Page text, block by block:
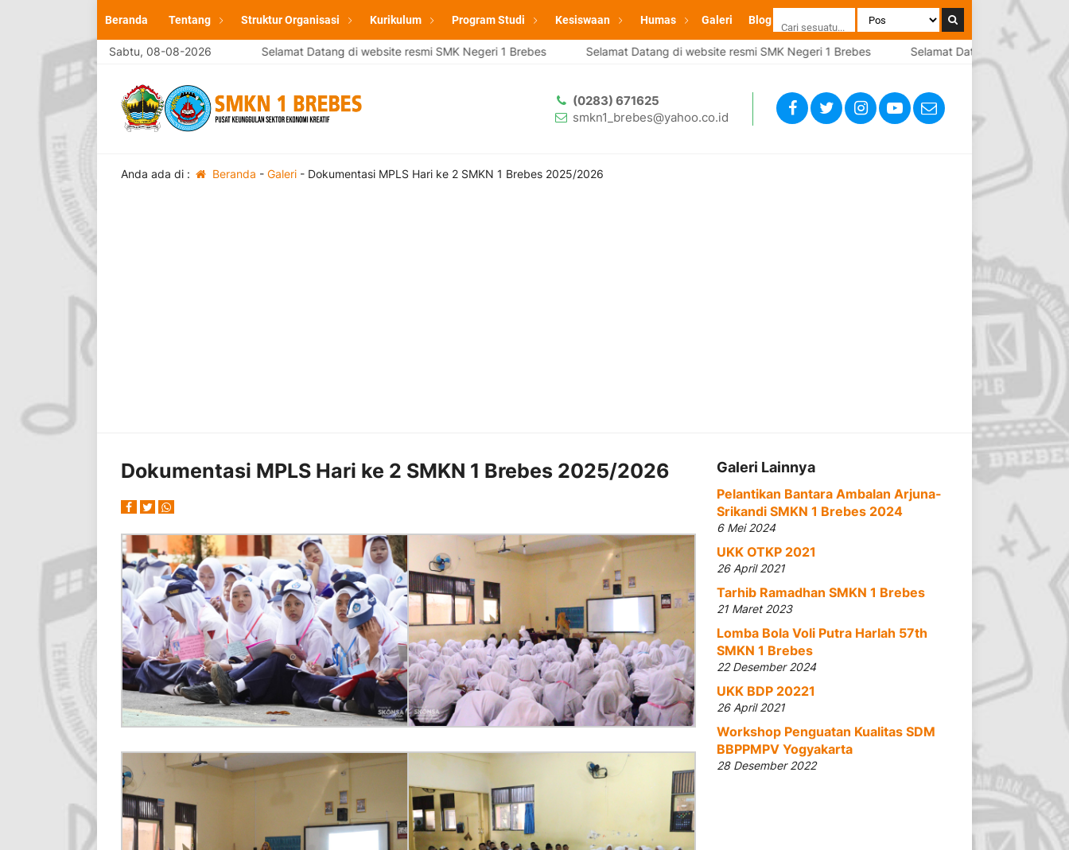
Beranda Tentang Struktur Organisasi Kurikulum Program Studi Kesiswaan Humas Galeri Blog
Sabtu, 08-08-2026
resmi SMK Negeri 1 Brebes Selamat Datang di website resmi SMK Negeri 1 Brebes Selamat Datang di website resmi SMK Negeri 1 Brebes Selamat Datang di website resmi
(0283) 671625
smkn1_brebes@yahoo.co.id
Anda ada di : Beranda - Galeri- Dokumentasi MPLS Hari ke 2 SMKN 1 Brebes 2025/2026
Dokumentasi MPLS Hari ke 2 SMKN 1 Brebes 2025/2026 Galeri Lainnya
Pelantikan Bantara Ambalan Arjuna-
Srikandi SMKN 1 Brebes 2024
6 Mei 2024
UKK OTKP 2021
26 April 2021
Tarhib Ramadhan SMKN 1 Brebes
21 Maret 2023
Lomba Bola Voli Putra Harlah 57th
SMKN 1 Brebes
22 Desember 2024
UKK BDP 20221
26 April 2021
Workshop Penguatan Kualitas SDM
BBPPMPV Yogyakarta
28 Desember 2022